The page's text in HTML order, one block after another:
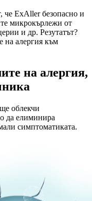
че ExAller безопасно и
микрокърлежи от
и др. Резутатът?
на алергия към
на алергия,
облекчи
да елиминира
симптоматиката.